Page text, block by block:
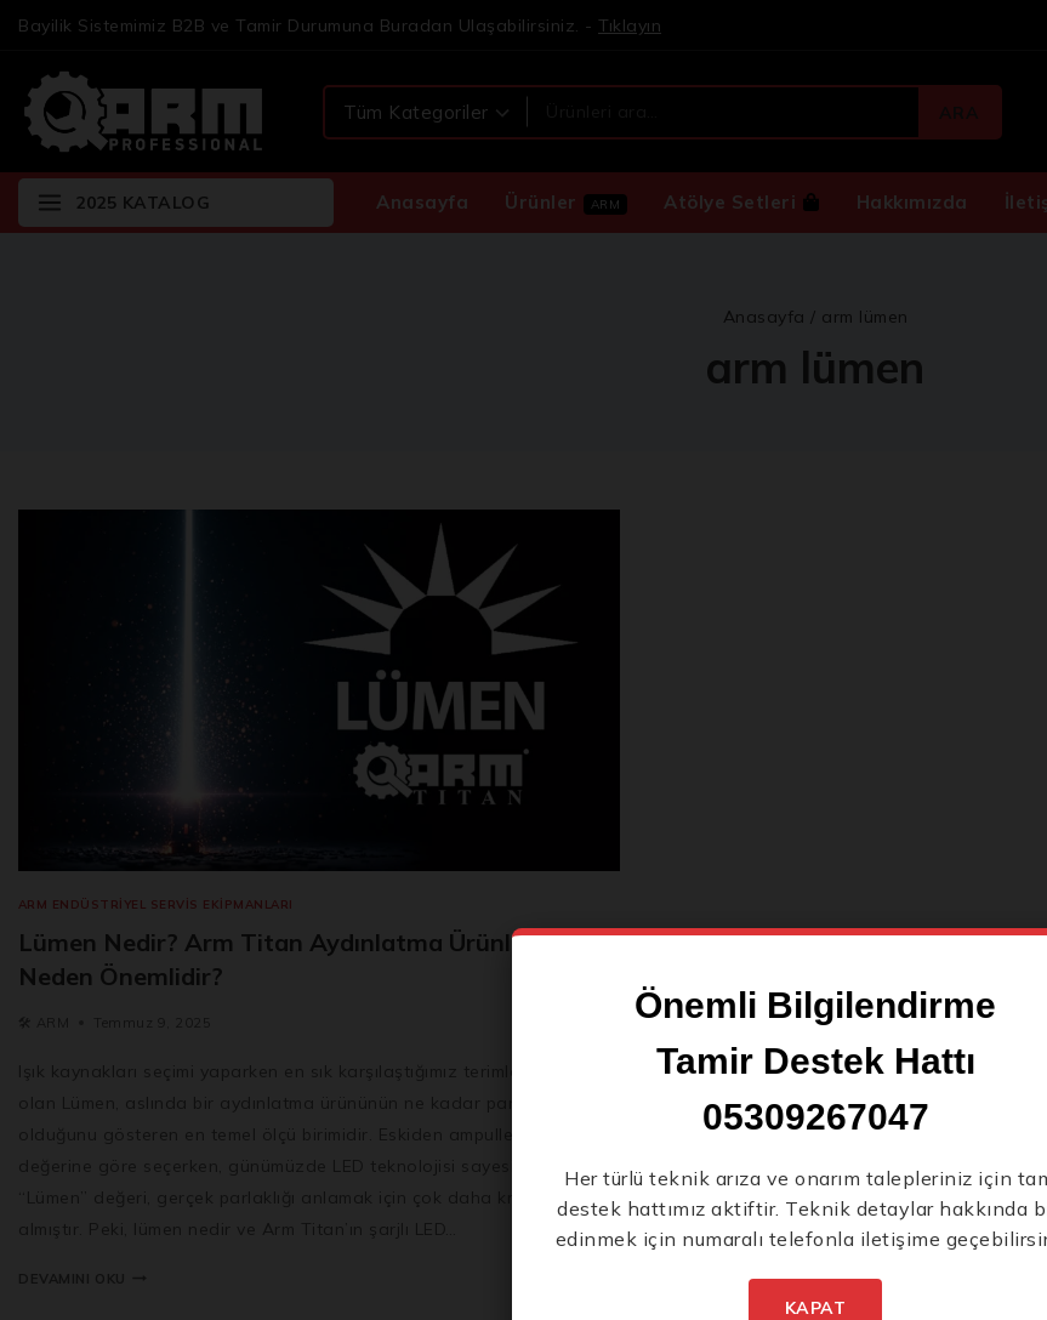
Bayilik Sistemimiz B2B ve Tamir Durumuna Buradan Ulaşabilirsiniz. - Tıklayın
ARA
2025 KATALOG Anasayfa Ürünler ARM Atölye Setleri Hakkımızda
Anasayfa / arm lümen
arm lümen
ARM ENDÜSTRIYEL SERVIS EKIPMANLARI
Lümen Nedir? Arm Titan Aydınlatma Ürünlerinde
Neden Önemlidir?
“Lümen” değeri, gerçek parlaklığı anlamak için çok daha kritik bir hal
Önemli Bilgilendirme
Tamir Destek Hattı
05309267047
Her türlü teknik arıza ve onarım talepleriniz için
destek hattımız aktiftir. Teknik detaylar hakkında
edinmek için numaralı telefonla iletişime
KAPAT